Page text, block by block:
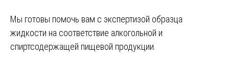
Мы готовы помочь вам с экспертизой образца
жидкости на соответствие алкогольной и
спиртсодержащей пищевой продукции.